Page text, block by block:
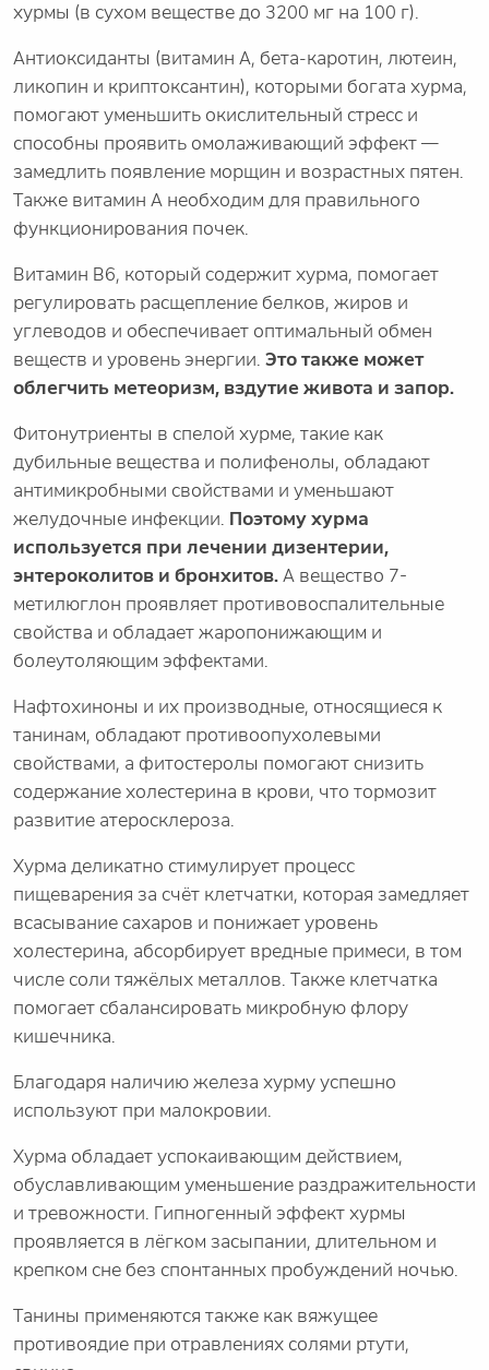
хурмы (в сухом веществе до 3200 мг на 100 г).
Антиоксиданты (витамин А, бета-каротин, лютеин,
ликопин и криптоксантин), которыми богата хурма,
помогают уменьшить окислительный стресс и
способны проявить омолаживающий эффект —
замедлить появление морщин и возрастных пятен.
Также витамин А необходим для правильного
функционирования почек.
Витамин B6, который содержит хурма, помогает
регулировать расщепление белков, жиров и
углеводов и обеспечивает оптимальный обмен
веществ и уровень энергии. Это также может
облегчить метеоризм, вздутие живота и запор.
Фитонутриенты в спелой хурме, такие как
дубильные вещества и полифенолы, обладают
антимикробными свойствами и уменьшают
желудочные инфекции. Поэтому хурма
используется при лечении дизентерии,
энтероколитов и бронхитов.А вещество 7-
метилюглон проявляет противовоспалительные
свойства и обладает жаропонижающим и
болеутоляющим эффектами.
Нафтохиноны и их производные, относящиеся к
танинам, обладают противоопухолевыми
свойствами, а фитостеролы помогают снизить
содержание холестерина в крови, что тормозит
развитие атеросклероза.
Хурма деликатно стимулирует процесс
пищеварения за счёт клетчатки, которая замедляет
всасывание сахаров и понижает уровень
холестерина, абсорбирует вредные примеси, в том
числе соли тяжёлых металлов. Также клетчатка
помогает сбалансировать микробную флору
кишечника.
Благодаря наличию железа хурму успешно
используют при малокровии.
Хурма обладает успокаивающим действием,
обуславливающим уменьшение раздражительности
и тревожности. Гипногенный эффект хурмы
проявляется в лёгком засыпании, длительном и
крепком сне без спонтанных пробуждений ночью.
Танины применяются также как вяжущее
противоядие при отравлениях солями ртути,